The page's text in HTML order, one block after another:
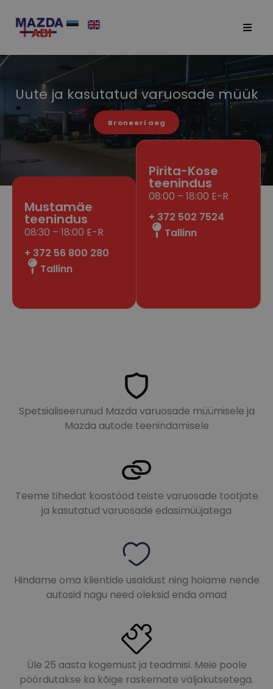
Uute ja kasutatud varuosade müük
Broneeri aeg
Mustamäe
teenindus
08:30 – 18:00 E-R
+ 372 56 800 280
Tallinn
Pirita-Kose
teenindus
08:00 – 18:00 E-R
+ 372 502 7524
Tallinn
Spetsialiseerunud Mazda varuosade müümisele ja
Mazda autode teenindamisele
Teeme tihedat koostööd teiste varuosade tootjate
ja kasutatud varuosade edasimüüjatega
Hindame oma klientide usaldust ning hoiame nende
autosid nagu need oleksid enda omad
Üle 25 aasta kogemust ja teadmisi. Meie poole
pöördutakse ka kõige raskemate väljakutsetega.